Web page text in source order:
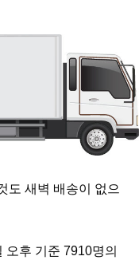
도 새벽 배송이 없으
오후 기준 7910명의